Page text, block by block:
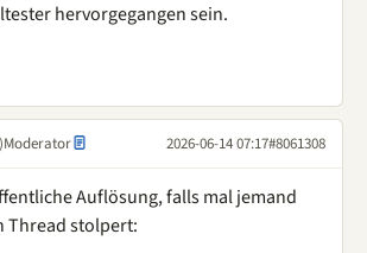
hervorgegangen sein.
Moderator 2026-06-14 07:17#8061308
Auflösung, falls mal jemand
Thread stolpert: